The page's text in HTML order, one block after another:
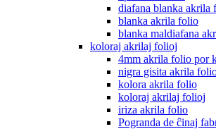
diafana blanka akrila
blanka akrila folio
blanka maldiafana
koloraj akrilaj folioj
4mm akrila folio por
nigra gisita akrila
kolora akrila folio
koloraj akrilaj folioj
iriza akrila folio
Pogranda de ĉinaj